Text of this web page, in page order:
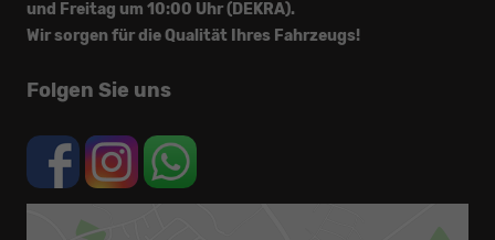
und Freitag um 10:00 Uhr (DEKRA).
Wir sorgen für die Qualität Ihres Fahrzeugs!
Folgen Sie uns